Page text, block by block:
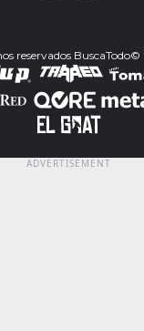
reservados BuscaTodo©